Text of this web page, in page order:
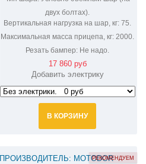
двух болтах).
Вертикальная нагрузка на шар, кг: 75.
Максимальная масса прицепа, кг: 2000.
Резать бампер: Не надо.
17 860 руб
Добавить электрику
В КОРЗИНУ
ПРОИЗВОДИТЕЛЬ: MOTODORРЕКОМЕНДУЕМ